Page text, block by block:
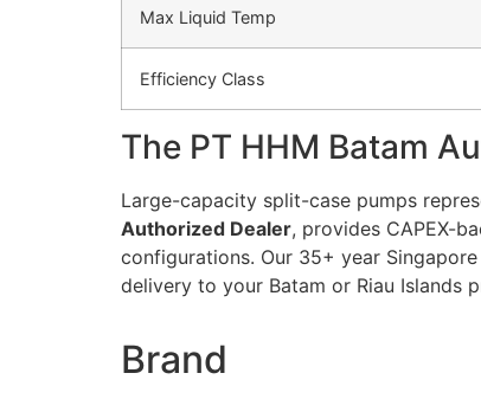
Max Liquid Temp
Efficiency Class
The PT HHM Batam
Large-capacity split-case pumps
Authorized Dealer, provides CAPEX-
configurations. Our 35+ year
delivery to your Batam or Riau Islands
Brand